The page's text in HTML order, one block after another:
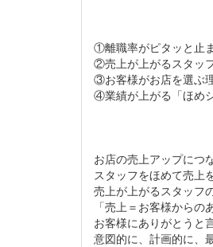
①離職率がピタッと止
②売上が上がるスタッ
③お客様がお店を選ぶ
④業績が上がる「ほめ
お店の売上アップにつ
スタッフをほめて売上
売上が上がるスタッフ
「売上＝お客様からの
お客様にありがとうと
意図的に、計画的に、